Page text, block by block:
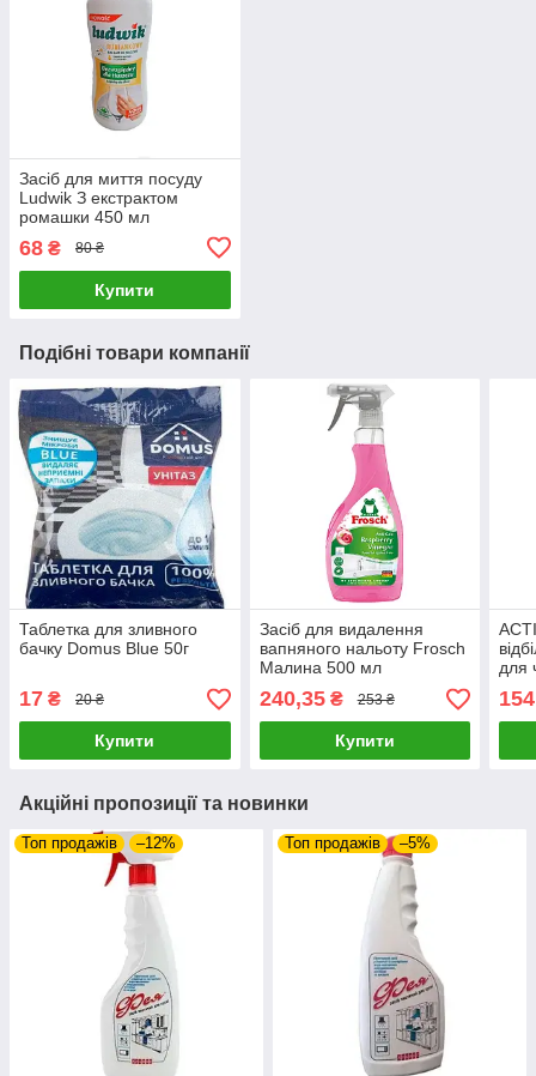
Засіб для миття посуду
Ludwik З екстрактом
ромашки 450 мл
68 ₴ 80 ₴
Купити
Подібні товари компанії
Таблетка для зливного
бачку Domus Blue 50г
17 ₴ 20 ₴
Купити
Засіб для видалення
вапняного нальоту Frosch
Малина 500 мл
240,35₴ 253 ₴
Купити
для
Акційні пропозиції та новинки
Топ продажів –12% Топ продажів –5%